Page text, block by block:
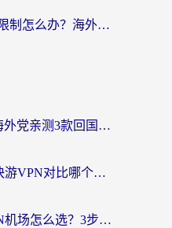
抖音商城app国外地区限制怎么办？海外党解锁国内内容的实用指南
迅游和穿梭哪个好？海外党亲测3款回国加速器+手游加速对比，附避坑指南
斧牛VPN好用吗？和快游VPN对比哪个回国效果更好？马来西亚留学生亲测分享
海外党必看：中国VPN机场怎么选？3步教你无缝访问国内资源（附避坑指南）